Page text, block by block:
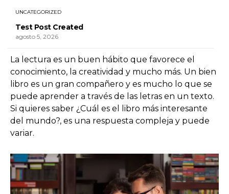
La lectura es un buen hábito que favorece el
conocimiento, la creatividad y mucho más. Un bien
libro es un gran compañero y es mucho lo que se
puede aprender a través de las letras en un texto.
Si quieres saber ¿Cuál es el libro más interesante
del mundo?, es una respuesta compleja y puede
variar.
UNCATEGORIZED
Test Post Created
agosto 5, 2026